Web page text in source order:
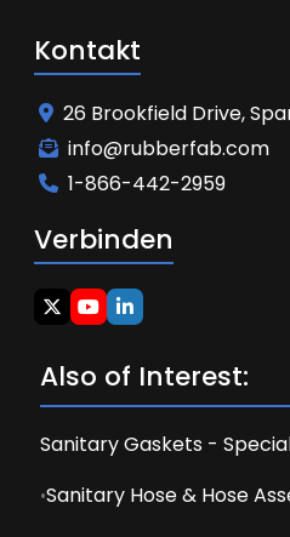
Kontakt
26 Brookfield Drive,
info@rubberfab.com
1-866-442-2959
Verbinden
Also of Interest:
Sanitary Gaskets -
Sanitary Hose & Hose